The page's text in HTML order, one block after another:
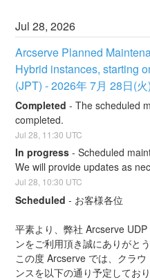
Jul28,2026
Arcserve Planned
Hybrid instances, starting
(JPT) - 2026年 7月 28日(
Completed -The scheduled
completed.
Jul28 11:30 UTC
In progress -Scheduled
We will provide updates as
Jul28 10:30 UTC
Scheduled - お客様各位
平素より、弊社 Arcserve
ンをご利用頂き誠にありがとう
この度 Arcserve では、クラ
ンスを以下の通り予定しており